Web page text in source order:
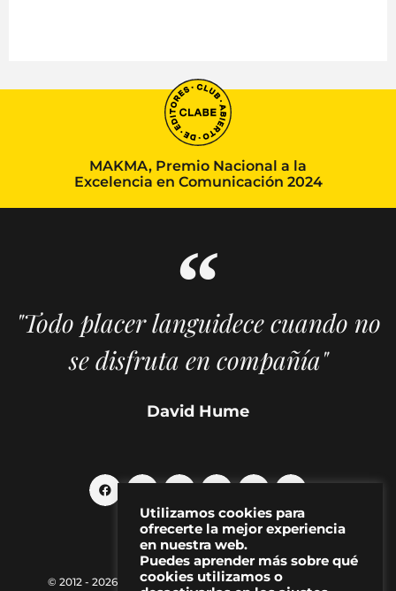
MAKMA, Premio Nacional a la
Excelencia en Comunicación 2024
"Todo placer languidece cuando no
se disfruta en compañía"
David Hume
© 2012 - 2026 MAKMA | Revista de artes visuales y cultura
Utilizamos cookies para
ofrecerte la mejor experiencia
en nuestra web.
Puedes aprender más sobre qué
cookies utilizamos o